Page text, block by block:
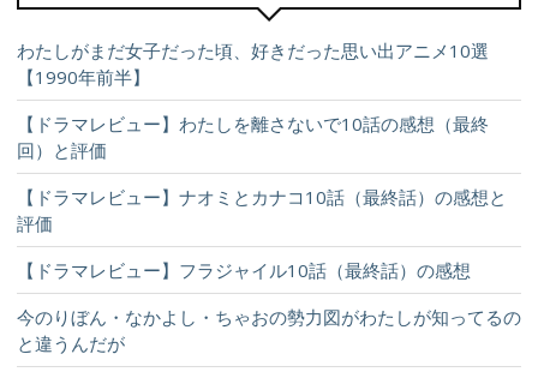
わたしがまだ女子だった頃、好きだった思い出アニメ10選
【1990年前半】
【ドラマレビュー】わたしを離さないで10話の感想（最終
回）と評価
【ドラマレビュー】ナオミとカナコ10話（最終話）の感想と
評価
【ドラマレビュー】フラジャイル10話（最終話）の感想
今のりぼん・なかよし・ちゃおの勢力図がわたしが知ってるの
と違うんだが